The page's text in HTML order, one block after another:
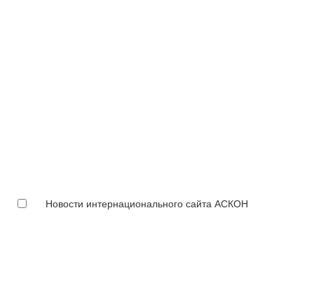
Новости интернационального сайта АСКОН